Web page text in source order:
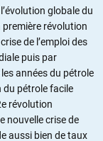
globale du
révolution
de l’emploi des
puis par
les années du pétrole
du pétrole facile
révolution
nouvelle crise de
aussi bien de taux